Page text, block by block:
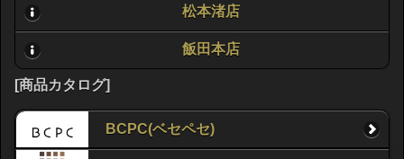
松本渚店
飯田本店
[商品カタログ]
BCPC(ベセペセ)